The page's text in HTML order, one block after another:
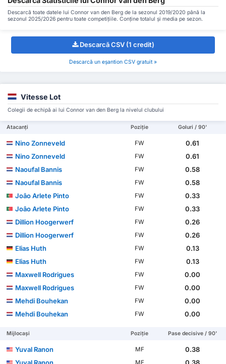
Descarcă toate datele lui Connor van den Berg de la sezonul 2019/2020 până la
sezonul 2025/2026 pentru toate competițiile. Conține totalul și media pe sezon.
Descarcă CSV (1 credit)
Descarcă un eșantion CSV gratuit »
Vitesse Lot
Colegii de echipă ai lui Connor van den Berg la nivelul clubului
Atacanți Poziție Goluri / 90'
Nino Zonneveld FW
0.61
Nino Zonneveld
FW
0.61
Naoufal Bannis
FW
0.58
Naoufal Bannis
FW
0.58
Joâo Arlete Pinto
FW
0.33
Joâo Arlete Pinto
FW
0.33
Dillion Hoogerwerf
FW
0.26
Dillion Hoogerwerf
FW
0.26
Elias Huth
FW
0.13
Elias Huth
FW
0.13
Maxwell Rodrigues
FW
0.00
Maxwell Rodrigues
FW
0.00
Mehdi Bouhekan
FW
0.00
Mehdi Bouhekan
FW 0.00
Mijlocași Poziție Pase decisive / 90'
Yuval Ranon MF
0.38
Yuval Ranon
MF
0.38